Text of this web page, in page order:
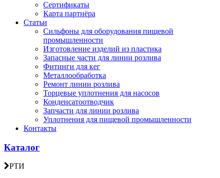
Сертификаты
Карта партнёра
Статьи
Сильфоны для оборудования пищевой
промышленности
Изготовление изделий из пластика
Запасные части для линии розлива
Фитинги для кег
Металлообработка
Ремонт линии розлива
Торцевые уплотнения для насосов
Конденсатоотводчик
Запчасти для линии розлива
Уплотнения для пищевой промышленности
Контакты
Каталог
РТИ